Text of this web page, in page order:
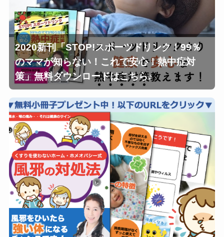
2020新刊「STOP!スポーツドリンク！99％
のママが知らない！これで安心！熱中症対
策」無料ダウンロードはこちら♪